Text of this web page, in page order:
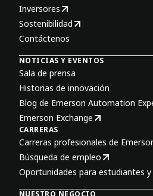
Inversores
Sostenibilidad
Contáctenos
NOTICIAS Y EVENTOS
Sala de prensa
Historias de innovación
Blog de Emerson Automation
Emerson Exchange
CARRERAS
Carreras profesionales de
Búsqueda de empleo
Oportunidades para estudiantes
NUESTRO NEGOCIO